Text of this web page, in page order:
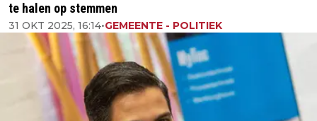
te halen op stemmen
31 OKT 2025, 16:14•GEMEENTE - POLITIEK